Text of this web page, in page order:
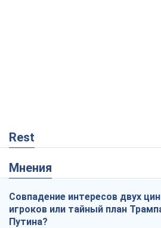
Rest
Мнения
Совпадение интересов двух
игроков или тайный план
Путина?